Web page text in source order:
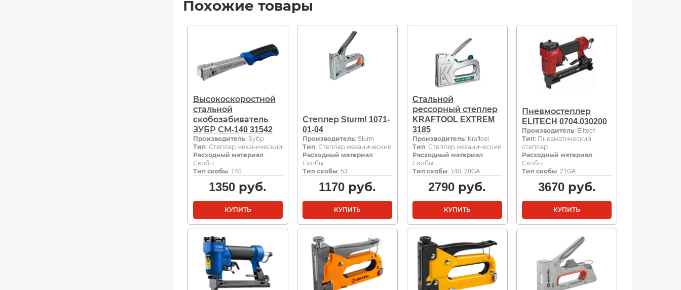
Похожие товары
Высокоскоростной
стальной
cкобозабиватель
ЗУБР СМ-140 31542
Производитель: Зубр
Тип: Степлер механический
Расходный материал:
Скобы
Тип скобы: 140
1350 руб.
КУПИТЬ
Степлер Sturm! 1071-
01-04
Производитель: Sturm
Тип: Степлер механический
Расходный материал:
Скобы
Тип скобы: 53
1170 руб.
КУПИТЬ
Cтальной
рессорный степлер
KRAFTOOL EXTREM
3185
Производитель: Kraftool
Тип: Степлер механический
Расходный материал:
Скобы
Тип скобы: 140, 20GA
2790 руб.
КУПИТЬ
Пневмостеплер
ELITECH 0704.030200
Производитель: Elitech
Тип: Пневматический
степлер
Расходный материал:
Скобы
Тип скобы: 21GA
3670руб.
КУПИТЬ